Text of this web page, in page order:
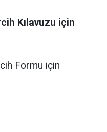
Kılavuzu için
Formu için